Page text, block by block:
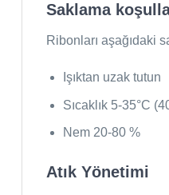
Saklama
Ribonları aşağıdaki
Işıktan uzak tutun
Sıcaklık 5-35°C
Nem 20-80 %
Atık Yönetimi